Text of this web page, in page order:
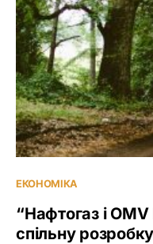
ЕКОНОМІКА
“Нафтогаз і
спільну